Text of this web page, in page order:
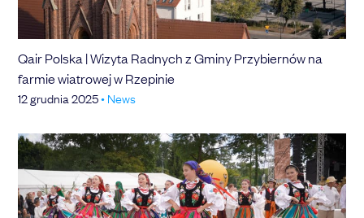
Qair Polska | Wizyta Radnych z Gminy Przybiernów na
farmie wiatrowej w Rzepinie
12 grudnia 2025• News